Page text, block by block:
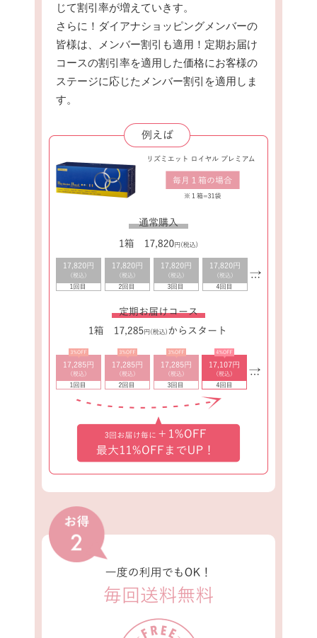
じて割引率が増えていきす。
さらに！ダイアナショッピングメンバーの
皆様は、メンバー割引も適用！定期お届け
コースの割引率を適用した価格にお客様の
ステージに応じたメンバー割引を適用しま
す。